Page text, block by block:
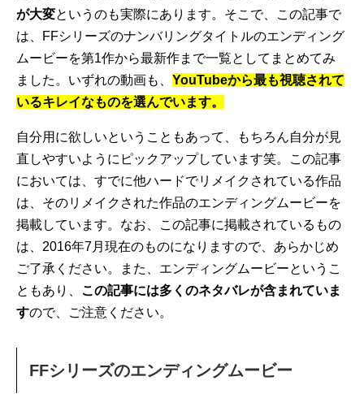
が大変というのも実際にあります。そこで、この記事で
は、FFシリーズのナンバリングタイトルのエンディング
ムービーを第1作から最新作まで一覧としてまとめてみ
ました。いずれの動画も、 YouTubeから最も視聴されて
いるキレイなものを選んでいます。
自分用に欲しいということもあって、もちろん自分が見
直しやすいようにピックアップしています笑。この記事
においては、すでに他ハードでリメイクされている作品
は、そのリメイクされた作品のエンディングムービーを
掲載しています。なお、この記事に掲載されているもの
は、2016年7月現在のものになりますので、あらかじめ
ご了承ください。また、エンディングムービーというこ
ともあり、 この記事には多くのネタバレが含まれていま
すので、ご注意ください。
FFシリーズのエンディングムービー